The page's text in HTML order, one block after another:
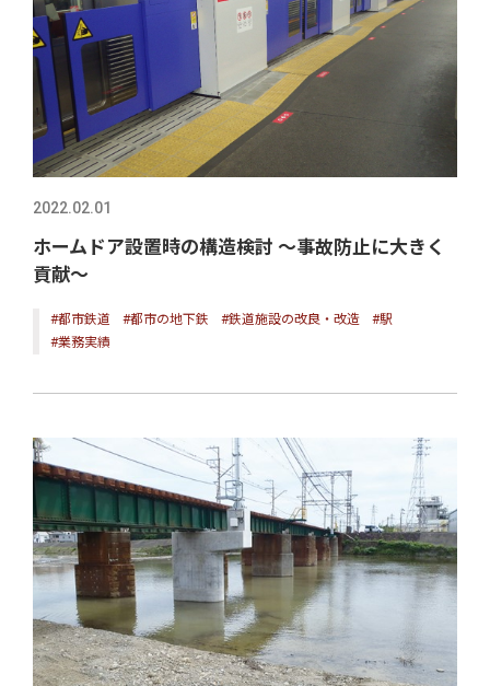
2022.02.01
ホームドア設置時の構造検討 ～事故防止に大きく
貢献～
#都市鉄道 #都市の地下鉄 #鉄道施設の改良・改造
#駅
#業務実績